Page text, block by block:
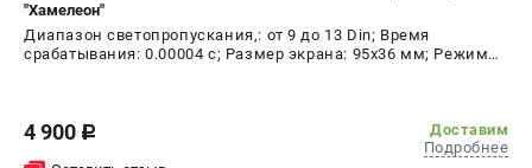
"Хамелеон"
Диапазон светопропускания,: от 9 до 13 Din; Время
срабатывания: 0.00004 с; Размер экрана: 95х36 мм; Режим
4 900 c
Доставим
Подробнее